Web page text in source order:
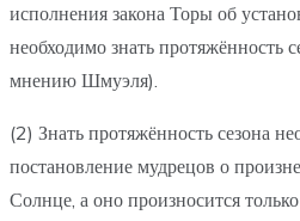
исполнения закона Торы об
необходимо знать протяжённость
мнению Шмуэля).
(2) Знать протяжённость сезона
постановление мудрецов о
Солнце, а оно произносится